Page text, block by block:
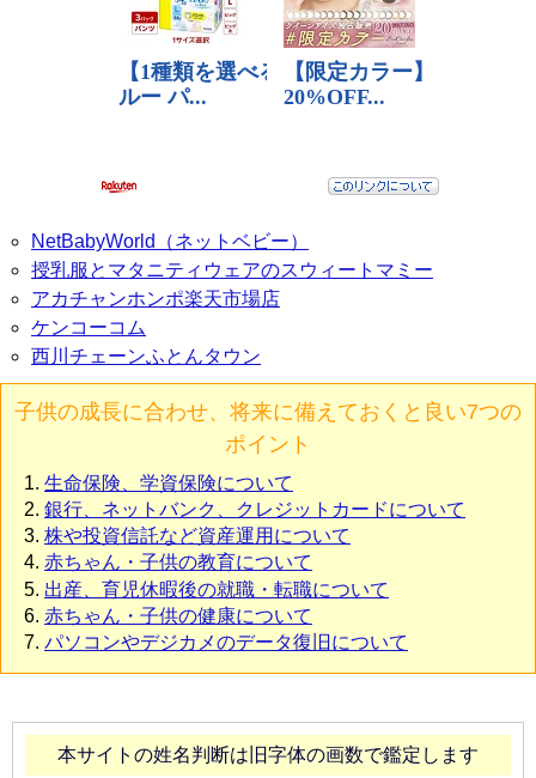
NetBabyWorld（ネットベビー）
授乳服とマタニティウェアのスウィートマミー
アカチャンホンポ楽天市場店
ケンコーコム
西川チェーンふとんタウン
子供の成長に合わせ、将来に備えておくと良い7つの
ポイント
生命保険、学資保険について
銀行、ネットバンク、クレジットカードについて
株や投資信託など資産運用について
赤ちゃん・子供の教育について
出産、育児休暇後の就職・転職について
赤ちゃん・子供の健康について
パソコンやデジカメのデータ復旧について
本サイトの姓名判断は旧字体の画数で鑑定します